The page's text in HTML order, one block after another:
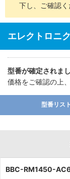
下し、ご確認く
エレクトロニ
型番が確定されま
価格をご確認の上
型番リスト
BBC-RM1450-